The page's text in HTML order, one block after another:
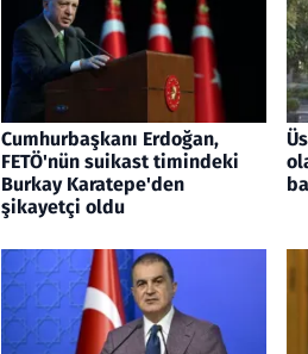
Cumhurbaşkanı Erdoğan,
FETÖ'nün suikast timindeki
Burkay Karatepe'den
şikayetçi oldu